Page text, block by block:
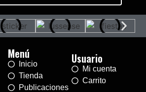
Menú
Inicio
Tienda
Publicaciones
Usuario
Mi cuenta
Carrito